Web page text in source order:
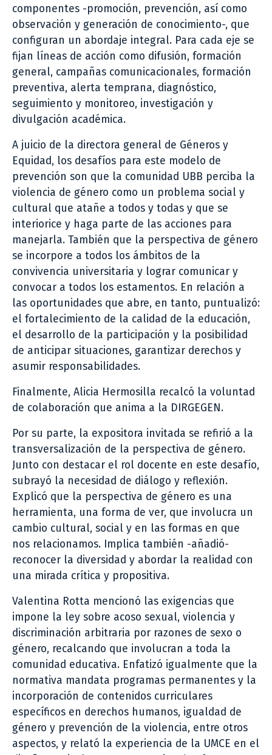
componentes -promoción, prevención, así como
observación y generación de conocimiento-, que
configuran un abordaje integral. Para cada eje se
fijan líneas de acción como difusión, formación
general, campañas comunicacionales, formación
preventiva, alerta temprana, diagnóstico,
seguimiento y monitoreo, investigación y
divulgación académica.
A juicio de la directora general de Géneros y
Equidad, los desafíos para este modelo de
prevención son que la comunidad UBB perciba la
violencia de género como un problema social y
cultural que atañe a todos y todas y que se
interiorice y haga parte de las acciones para
manejarla. También que la perspectiva de género
se incorpore a todos los ámbitos de la
convivencia universitaria y lograr comunicar y
convocar a todos los estamentos. En relación a
las oportunidades que abre, en tanto, puntualizó:
el fortalecimiento de la calidad de la educación,
el desarrollo de la participación y la posibilidad
de anticipar situaciones, garantizar derechos y
asumir responsabilidades.
Finalmente, Alicia Hermosilla recalcó la voluntad
de colaboración que anima a la DIRGEGEN.
Por su parte, la expositora invitada se refirió a la
transversalización de la perspectiva de género.
Junto con destacar el rol docente en este desafío,
subrayó la necesidad de diálogo y reflexión.
Explicó que la perspectiva de género es una
herramienta, una forma de ver, que involucra un
cambio cultural, social y en las formas en que
nos relacionamos. Implica también -añadió-
reconocer la diversidad y abordar la realidad con
una mirada crítica y propositiva.
Valentina Rotta mencionó las exigencias que
impone la ley sobre acoso sexual, violencia y
discriminación arbitraria por razones de sexo o
género, recalcando que involucran a toda la
comunidad educativa. Enfatizó igualmente que la
normativa mandata programas permanentes y la
incorporación de contenidos curriculares
específicos en derechos humanos, igualdad de
género y prevención de la violencia, entre otros
aspectos, y relató la experiencia de la UMCE en el